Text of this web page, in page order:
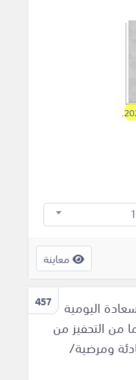
.
معاينة
457
اليومية
بك : 365 يوما من التحفيز من
ومرضية/